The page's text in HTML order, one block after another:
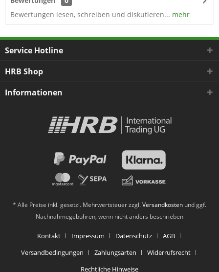
Bewertungen lesen, schreiben und diskutieren... mehr
Service Hotline
HRB Shop
Informationen
* Alle Preise inkl. gesetzl. Mehrwertsteuer zzgl.Versandkosten und ggf.
Nachnahmegebühren, wenn nicht anders beschrieben
Kontakt Impressum Datenschutz
AGB
Versandbedingungen
Zahlungsarten
Widerrufsrecht
Rechtliche Hinweise